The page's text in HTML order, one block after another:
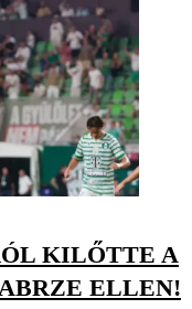
KILŐTTE A
ELLEN!